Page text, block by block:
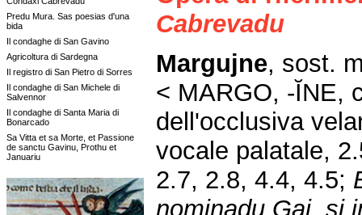
Predu Mura. Sas poesias d'una
bida
Il condaghe di San Gavino
Agricoltura di Sardegna
Il registro di San Pietro di Sorres
Il condaghe di San Michele di
Salvennor
Il condaghe di Santa Maria di
Bonarcado
Sa Vitta et sa Morte, et Passione
de sanctu Gavinu, Prothu et
Januariu
Cabrevadu
Margujne, sost.
< MARGO, -ĬNE,
dell'occlusiva
vocale palatale,
2.7, 2.8, 4.4, 4.5;
nomjnadu Gai, sj